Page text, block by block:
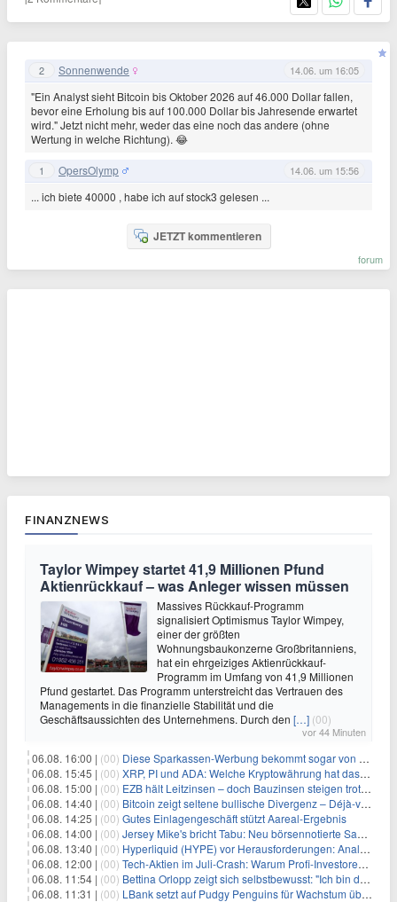
2 Sonnenwende 14.06. um 16:05
"Ein Analyst sieht Bitcoin bis Oktober 2026 auf 46.000 Dollar fallen,
bevor eine Erholung bis auf 100.000 Dollar bis Jahresende erwartet
wird." Jetzt nicht mehr, weder das eine noch das andere (ohne
Wertung in welche Richtung). 😂
1 OpersOlymp 14.06. um 15:56
... ich biete 40000 , habe ich auf stock3 gelesen ...
JETZT kommentieren
forum
FINANZNEWS
Taylor Wimpey startet 41,9 Millionen Pfund
Aktienrückkauf – was Anleger wissen müssen
Massives Rückkauf-Programm
signalisiert Optimismus Taylor Wimpey,
einer der größten
Wohnungsbaukonzerne Großbritanniens,
hat ein ehrgeiziges Aktienrückkauf-
Programm im Umfang von 41,9 Millionen
Pfund gestartet. Das Programm unterstreicht das Vertrauen des
Managements in die finanzielle Stabilität und die
Geschäftsaussichten des Unternehmens. Durch den […] (00)
vor 44 Minuten
06.08. 16:00 | (00) Diese Sparkassen-Werbung bekommt sogar von der Konkurrenz Lob
06.08. 15:45 | (00) XRP, PI und ADA: Welche Kryptowährung hat das größte Potenzial im nächsten Bullenmarkt?
06.08. 15:00 | (00) EZB hält Leitzinsen – doch Bauzinsen steigen trotzdem: Das Nahost-Problem für Immobilienkäufer
06.08. 14:40 | (00) Bitcoin zeigt seltene bullische Divergenz – Déjà-vu für BTC?
06.08. 14:25 | (00) Gutes Einlagengeschäft stützt Aareal-Ergebnis
06.08. 14:00 | (00) Jersey Mike's bricht Tabu: Neu börsennotierte Sandwich-Kette startet Millionen-Offensive in digitales Marketing
06.08. 13:40 | (00) Hyperliquid (HYPE) vor Herausforderungen: Analysten erwarten kurzfristigen Kursrückgang
06.08. 12:00 | (00) Tech-Aktien im Juli-Crash: Warum Profi-Investoren jetzt zugreifen – Stresstest statt Bärenmarkt
06.08. 11:54 | (00) Bettina Orlopp zeigt sich selbstbewusst: "Ich bin die Vorstandsvorsitzende"
06.08. 11:31 | (00) LBank setzt auf Pudgy Penguins für Wachstum über den Handel hinaus